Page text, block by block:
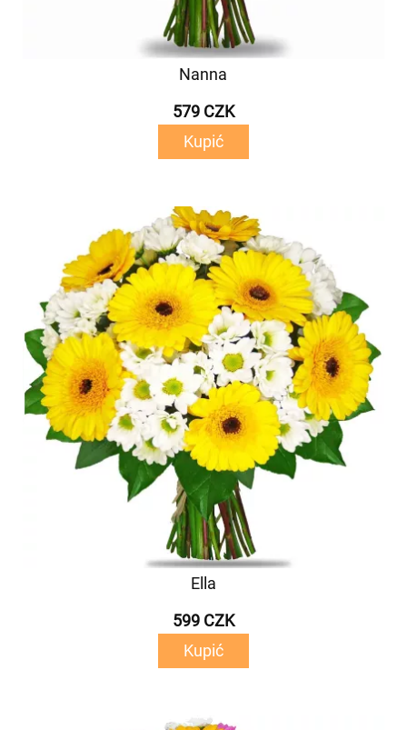
Nanna
579 CZK
Kupić
Ella
599 CZK
Kupić